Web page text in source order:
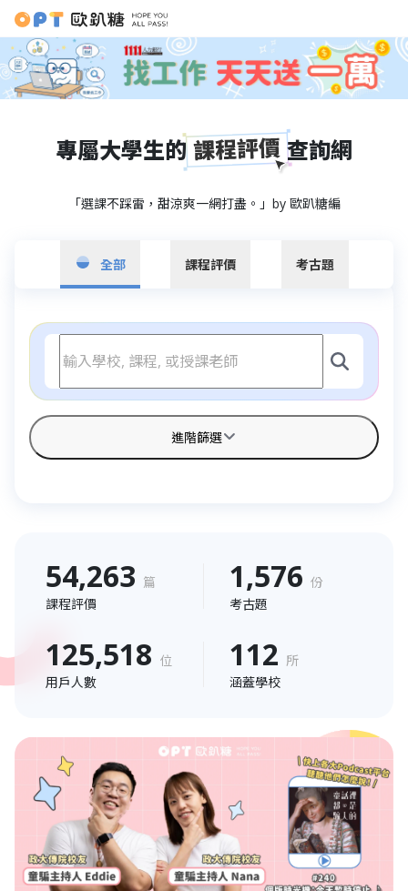
專屬大學生的 查詢網
「選課不踩雷，甜涼爽一網打盡。」by 歐趴糖編
全部 課程評價 考古題
進階篩選
54,263 篇
課程評價
1,576 份
考古題
125,518 位
用戶人數
112 所
涵蓋學校